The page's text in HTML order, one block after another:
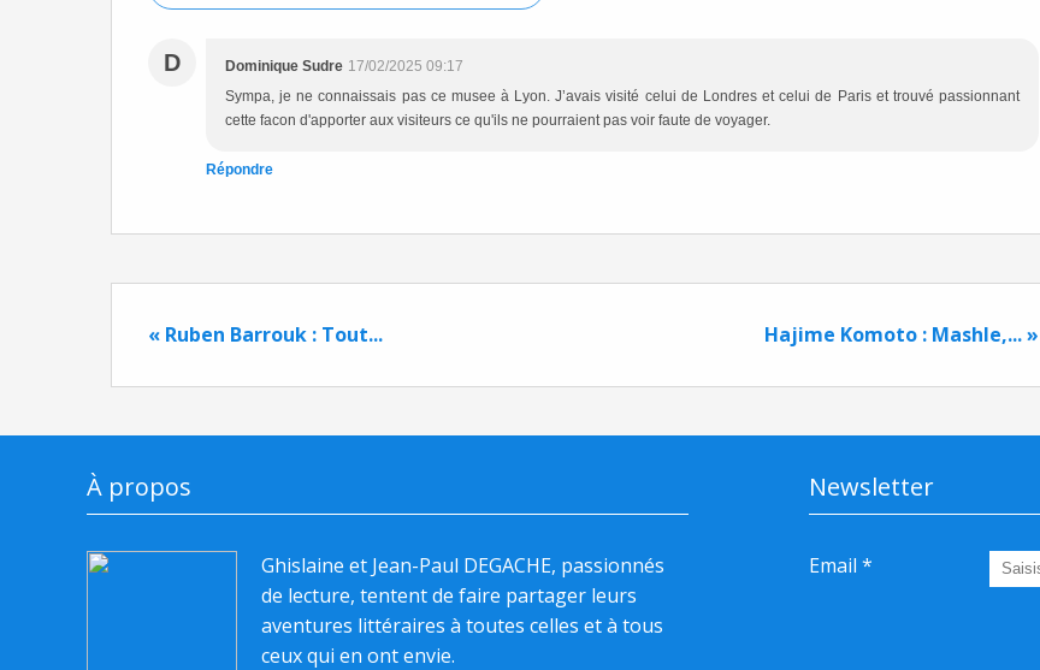
D Dominique Sudre 17/02/2025 09:17
Sympa, je ne connaissais pas ce musee à Lyon. J’avais visité celui de Londres et celui de Paris et trouvé passionnant
cette facon d'apporter aux visiteurs ce qu'ils ne pourraient pas voir faute de voyager.
Répondre
« Ruben Barrouk : Tout... Hajime Komoto : Mashle,... »
À propos
Ghislaine et Jean-Paul DEGACHE, passionnés
de lecture, tentent de faire partager leurs
aventures littéraires à toutes celles et à tous
ceux qui en ont envie.
Newsletter
Email